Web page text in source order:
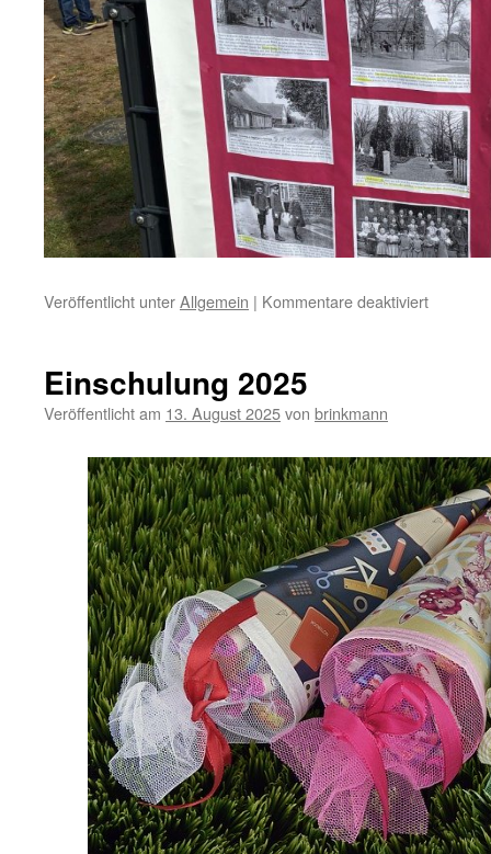
Veröffentlicht unterAllgemein | Kommentare deaktiviertfür
Einschulung 2025
Veröffentlicht am 13. August 2025von brinkmann